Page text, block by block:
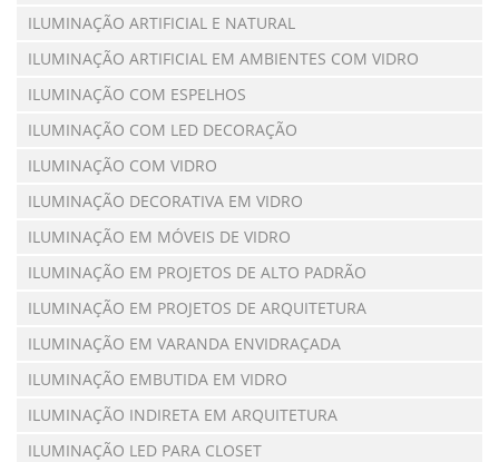
ILUMINAÇÃO ARTIFICIAL E NATURAL
ILUMINAÇÃO ARTIFICIAL EM AMBIENTES COM VIDRO
ILUMINAÇÃO COM ESPELHOS
ILUMINAÇÃO COM LED DECORAÇÃO
ILUMINAÇÃO COM VIDRO
ILUMINAÇÃO DECORATIVA EM VIDRO
ILUMINAÇÃO EM MÓVEIS DE VIDRO
ILUMINAÇÃO EM PROJETOS DE ALTO PADRÃO
ILUMINAÇÃO EM PROJETOS DE ARQUITETURA
ILUMINAÇÃO EM VARANDA ENVIDRAÇADA
ILUMINAÇÃO EMBUTIDA EM VIDRO
ILUMINAÇÃO INDIRETA EM ARQUITETURA
ILUMINAÇÃO LED PARA CLOSET